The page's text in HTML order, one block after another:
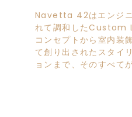
Navetta 42はエンジニ
れて調和したCustom
コンセプトから室内装
て創り出されたスタイ
ョンまで、そのすべて